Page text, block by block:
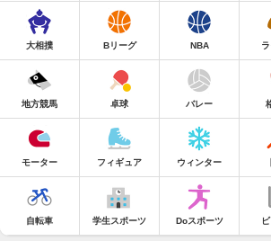
大相撲 Bリーグ NBA
地方競馬 卓球 バレー
モーター フィギュア ウィンター
自転車 学生スポーツ Doスポーツ